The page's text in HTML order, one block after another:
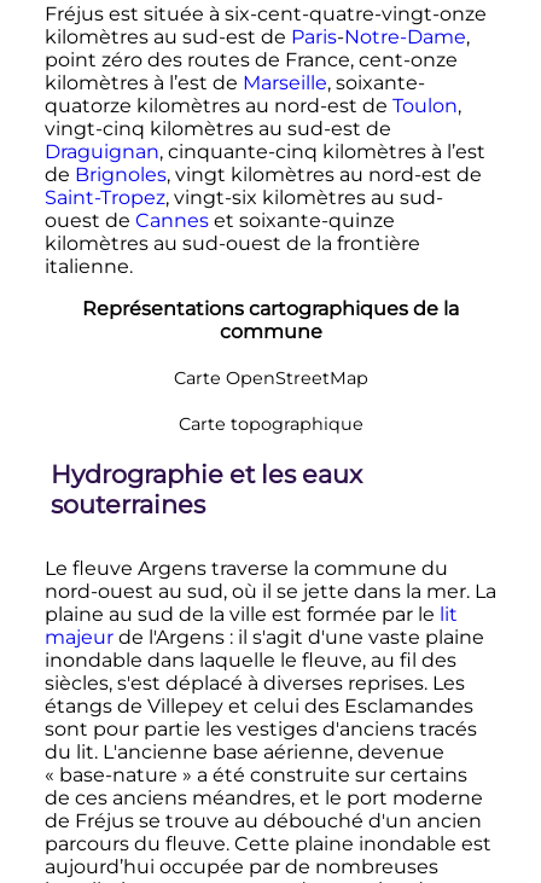
Fréjus est située à six-cent-quatre-vingt-onze
kilomètres au sud-est de Paris-Notre-Dame,
point zéro des routes de France, cent-onze
kilomètres à l’est de Marseille, soixante-
quatorze kilomètres au nord-est de Toulon,
vingt-cinq kilomètres au sud-est de
Draguignan, cinquante-cinq kilomètres à l’est
de Brignoles, vingt kilomètres au nord-est de
Saint-Tropez, vingt-six kilomètres au sud-
ouest de Canneset soixante-quinze
kilomètres au sud-ouest de la frontière
italienne.
Représentations cartographiques de la
commune
Carte OpenStreetMap
Carte topographique
Hydrographie et les eaux
souterraines
Le fleuve Argens traverse la commune du
nord-ouest au sud, où il se jette dans la mer. La
plaine au sud de la ville est formée par le lit
majeurde l'Argens : il s'agit d'une vaste plaine
inondable dans laquelle le fleuve, au fil des
siècles, s'est déplacé à diverses reprises. Les
étangs de Villepey et celui des Esclamandes
sont pour partie les vestiges d'anciens tracés
du lit. L'ancienne base aérienne, devenue
« base-nature » a été construite sur certains
de ces anciens méandres, et le port moderne
de Fréjus se trouve au débouché d'un ancien
parcours du fleuve. Cette plaine inondable est
aujourd’hui occupée par de nombreuses